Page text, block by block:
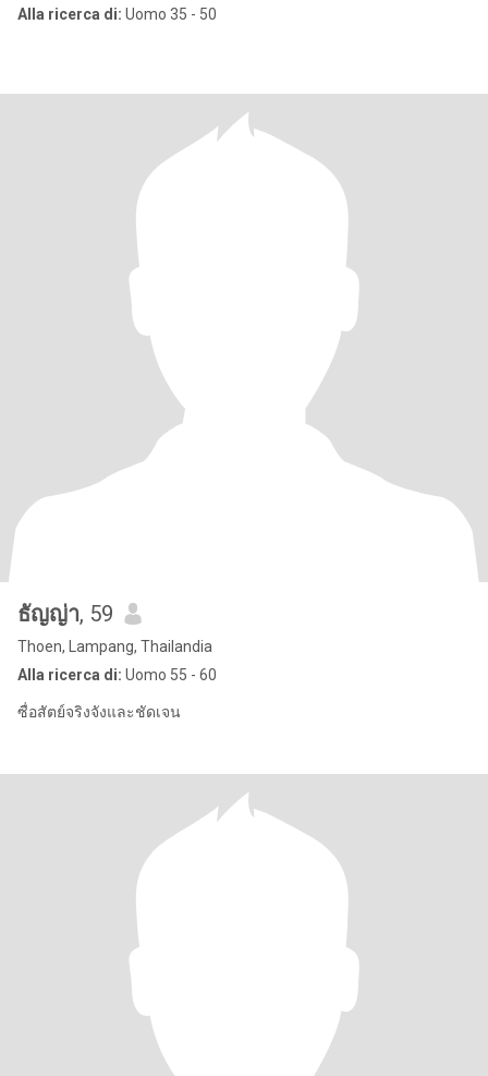
Alla ricerca di: Uomo 35 - 50
ธัญญ่า, 59
Thoen, Lampang, Thailandia
Alla ricerca di: Uomo 55 - 60
ซื่อสัตย์จริงจังและชัดเจน